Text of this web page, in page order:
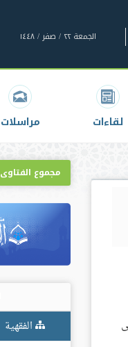
الجمعة ٢٢ / صفر / ١٤٤٨
لقاءات مراسلات
مجموع الفتاوى
الفقهية